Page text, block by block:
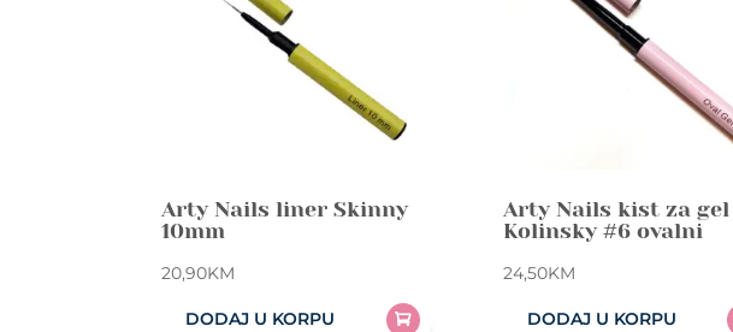
Arty Nails liner Skinny
10mm
20,90KM
DODAJ U KORPU
Arty Nails kist za gel
Kolinsky #6 ovalni
24,50KM
DODAJ U KORPU